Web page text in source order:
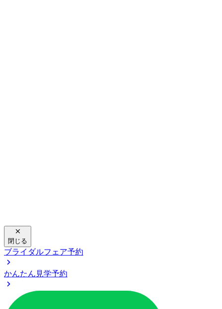
閉じる
ブライダルフェア予約
かんたん見学予約